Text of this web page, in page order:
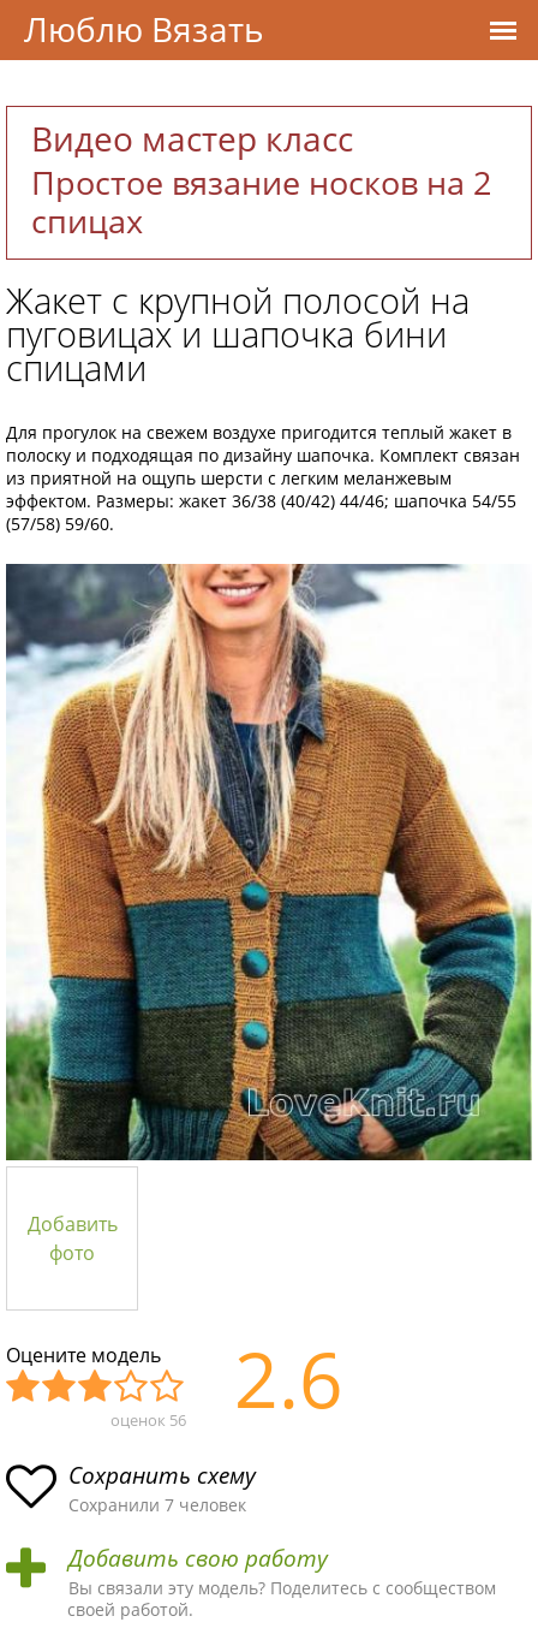
Видео мастер класс
Простое вязание носков на 2
спицах
Жакет с крупной полосой на
пуговицах и шапочка бини
спицами
Для прогулок на свежем воздухе пригодится теплый жакет в
полоску и подходящая по дизайну шапочка. Комплект связан
из приятной на ощупь шерсти с легким меланжевым
эффектом. Размеры: жакет 36/38 (40/42) 44/46; шапочка 54/55
(57/58) 59/60.
Добавить
фото
Оцените модель
асн
ая
ма
пло
хая
ма
ыч
ная
ма
Хор
ая
ма
Отл
ая
ма!
оценок 56 2.6
Сохранить схему
Сохранили 7 человек
Добавить свою работу
Вы связали эту модель? Поделитесь с сообществом
своей работой.
Люблю Вязать